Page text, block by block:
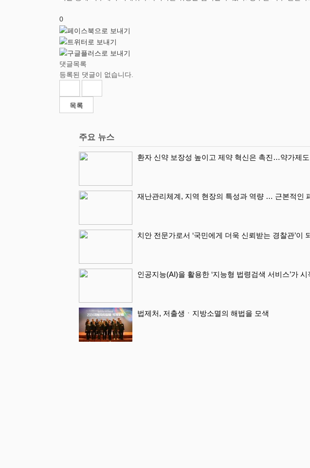
0
댓글목록
등록된 댓글이 없습니다.
목록
주요 뉴스
환자 신약 보장성 높이고 제약 혁신은 촉진…약가제
재난관리체계, 지역 현장의 특성과 역량 … 근본적인
치안 전문가로서 ‘국민에게 더욱 신뢰받는 경찰관’이
인공지능(AI)을 활용한 ‘지능형 법령검색 서비스’가 시
법제처, 저출생ㆍ지방소멸의 해법을 모색